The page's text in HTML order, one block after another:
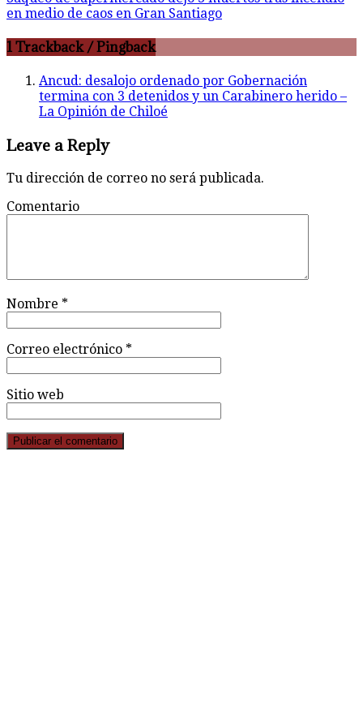
en medio de caos en Gran Santiago
1 Trackback / Pingback
Ancud: desalojo ordenado por Gobernación
termina con 3 detenidos y un Carabinero herido –
La Opinión de Chiloé
Leave a Reply
Tu dirección de correo no será publicada.
Comentario
Nombre *
Correo electrónico *
Sitio web